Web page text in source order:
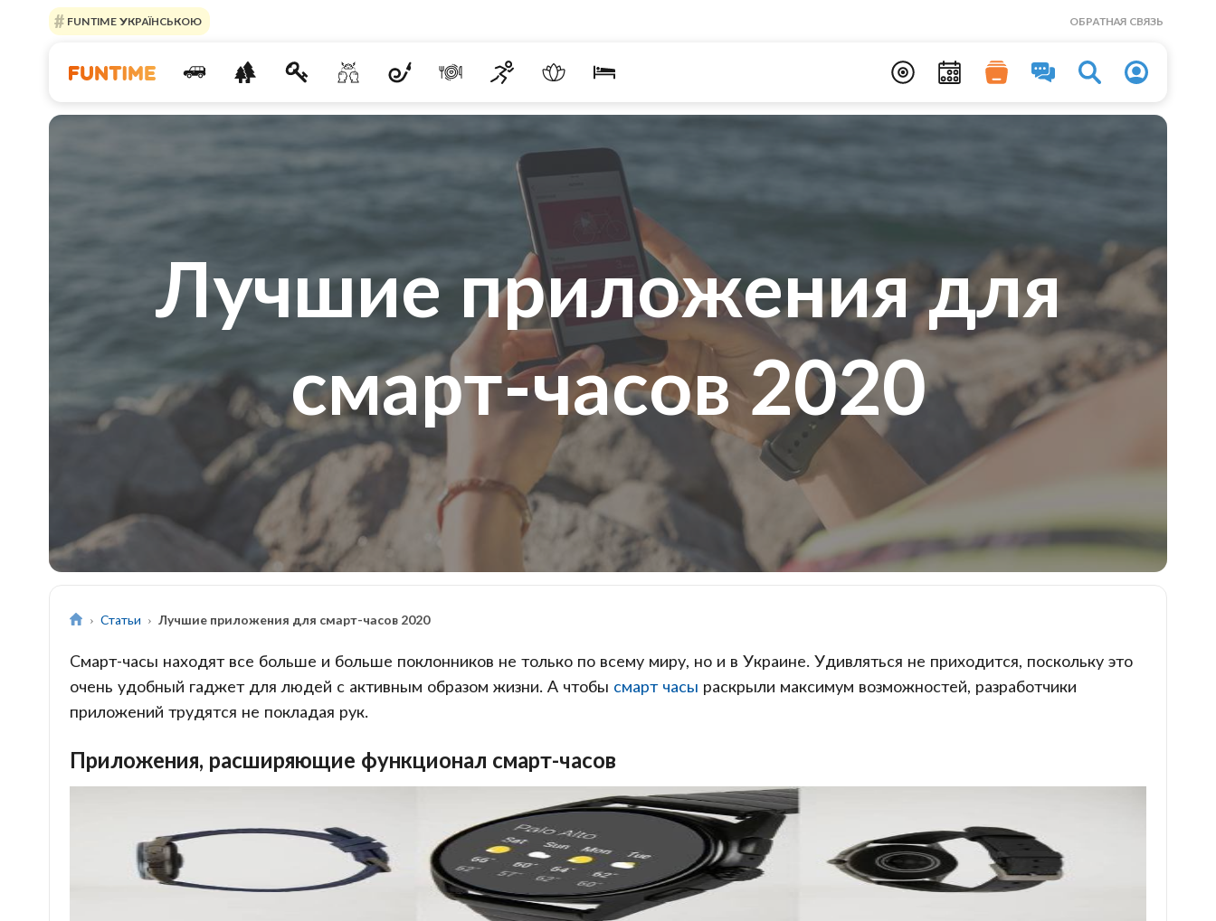
FUNTIME УКРАЇНСЬКОЮ ОБРАТНАЯ СВЯЗЬ
Лучшие приложения для
смарт-часов 2020
Статьи Лучшие приложения для смарт-часов 2020
Смарт-часы находят все больше и больше поклонников не только по всему миру, но и в Украине. Удивляться не приходится, поскольку это
очень удобный гаджет для людей с активным образом жизни. А чтобы смарт часы раскрыли максимум возможностей, разработчики
приложений трудятся не покладая рук.
Приложения, расширяющие функционал смарт-часов